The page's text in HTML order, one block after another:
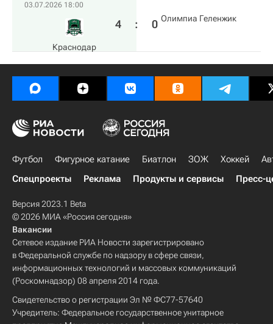
03.07.2026 18:00
Краснодар
4 : 0 Олимпиа Геленжик
Футбол Фигурное катание Биатлон ЗОЖ Хоккей
Спецпроекты
Реклама Продукты и сервисы Пресс-
Версия 2023.1 Beta
© 2026 МИА «Россия сегодня»
Вакансии
Сетевое издание РИА Новости зарегистрировано
в Федеральной службе по надзору в сфере связи,
информационных технологий и массовых коммуникаций
(Роскомнадзор) 08 апреля 2014 года.
Свидетельство о регистрации Эл № ФС77-57640
Учредитель: Федеральное государственное унитарное